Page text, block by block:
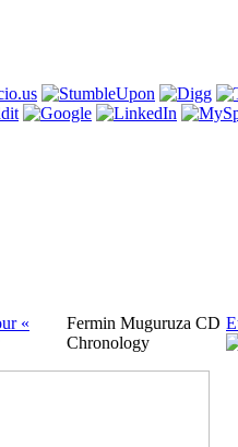
«
Fermin Muguruza CD
Chronology